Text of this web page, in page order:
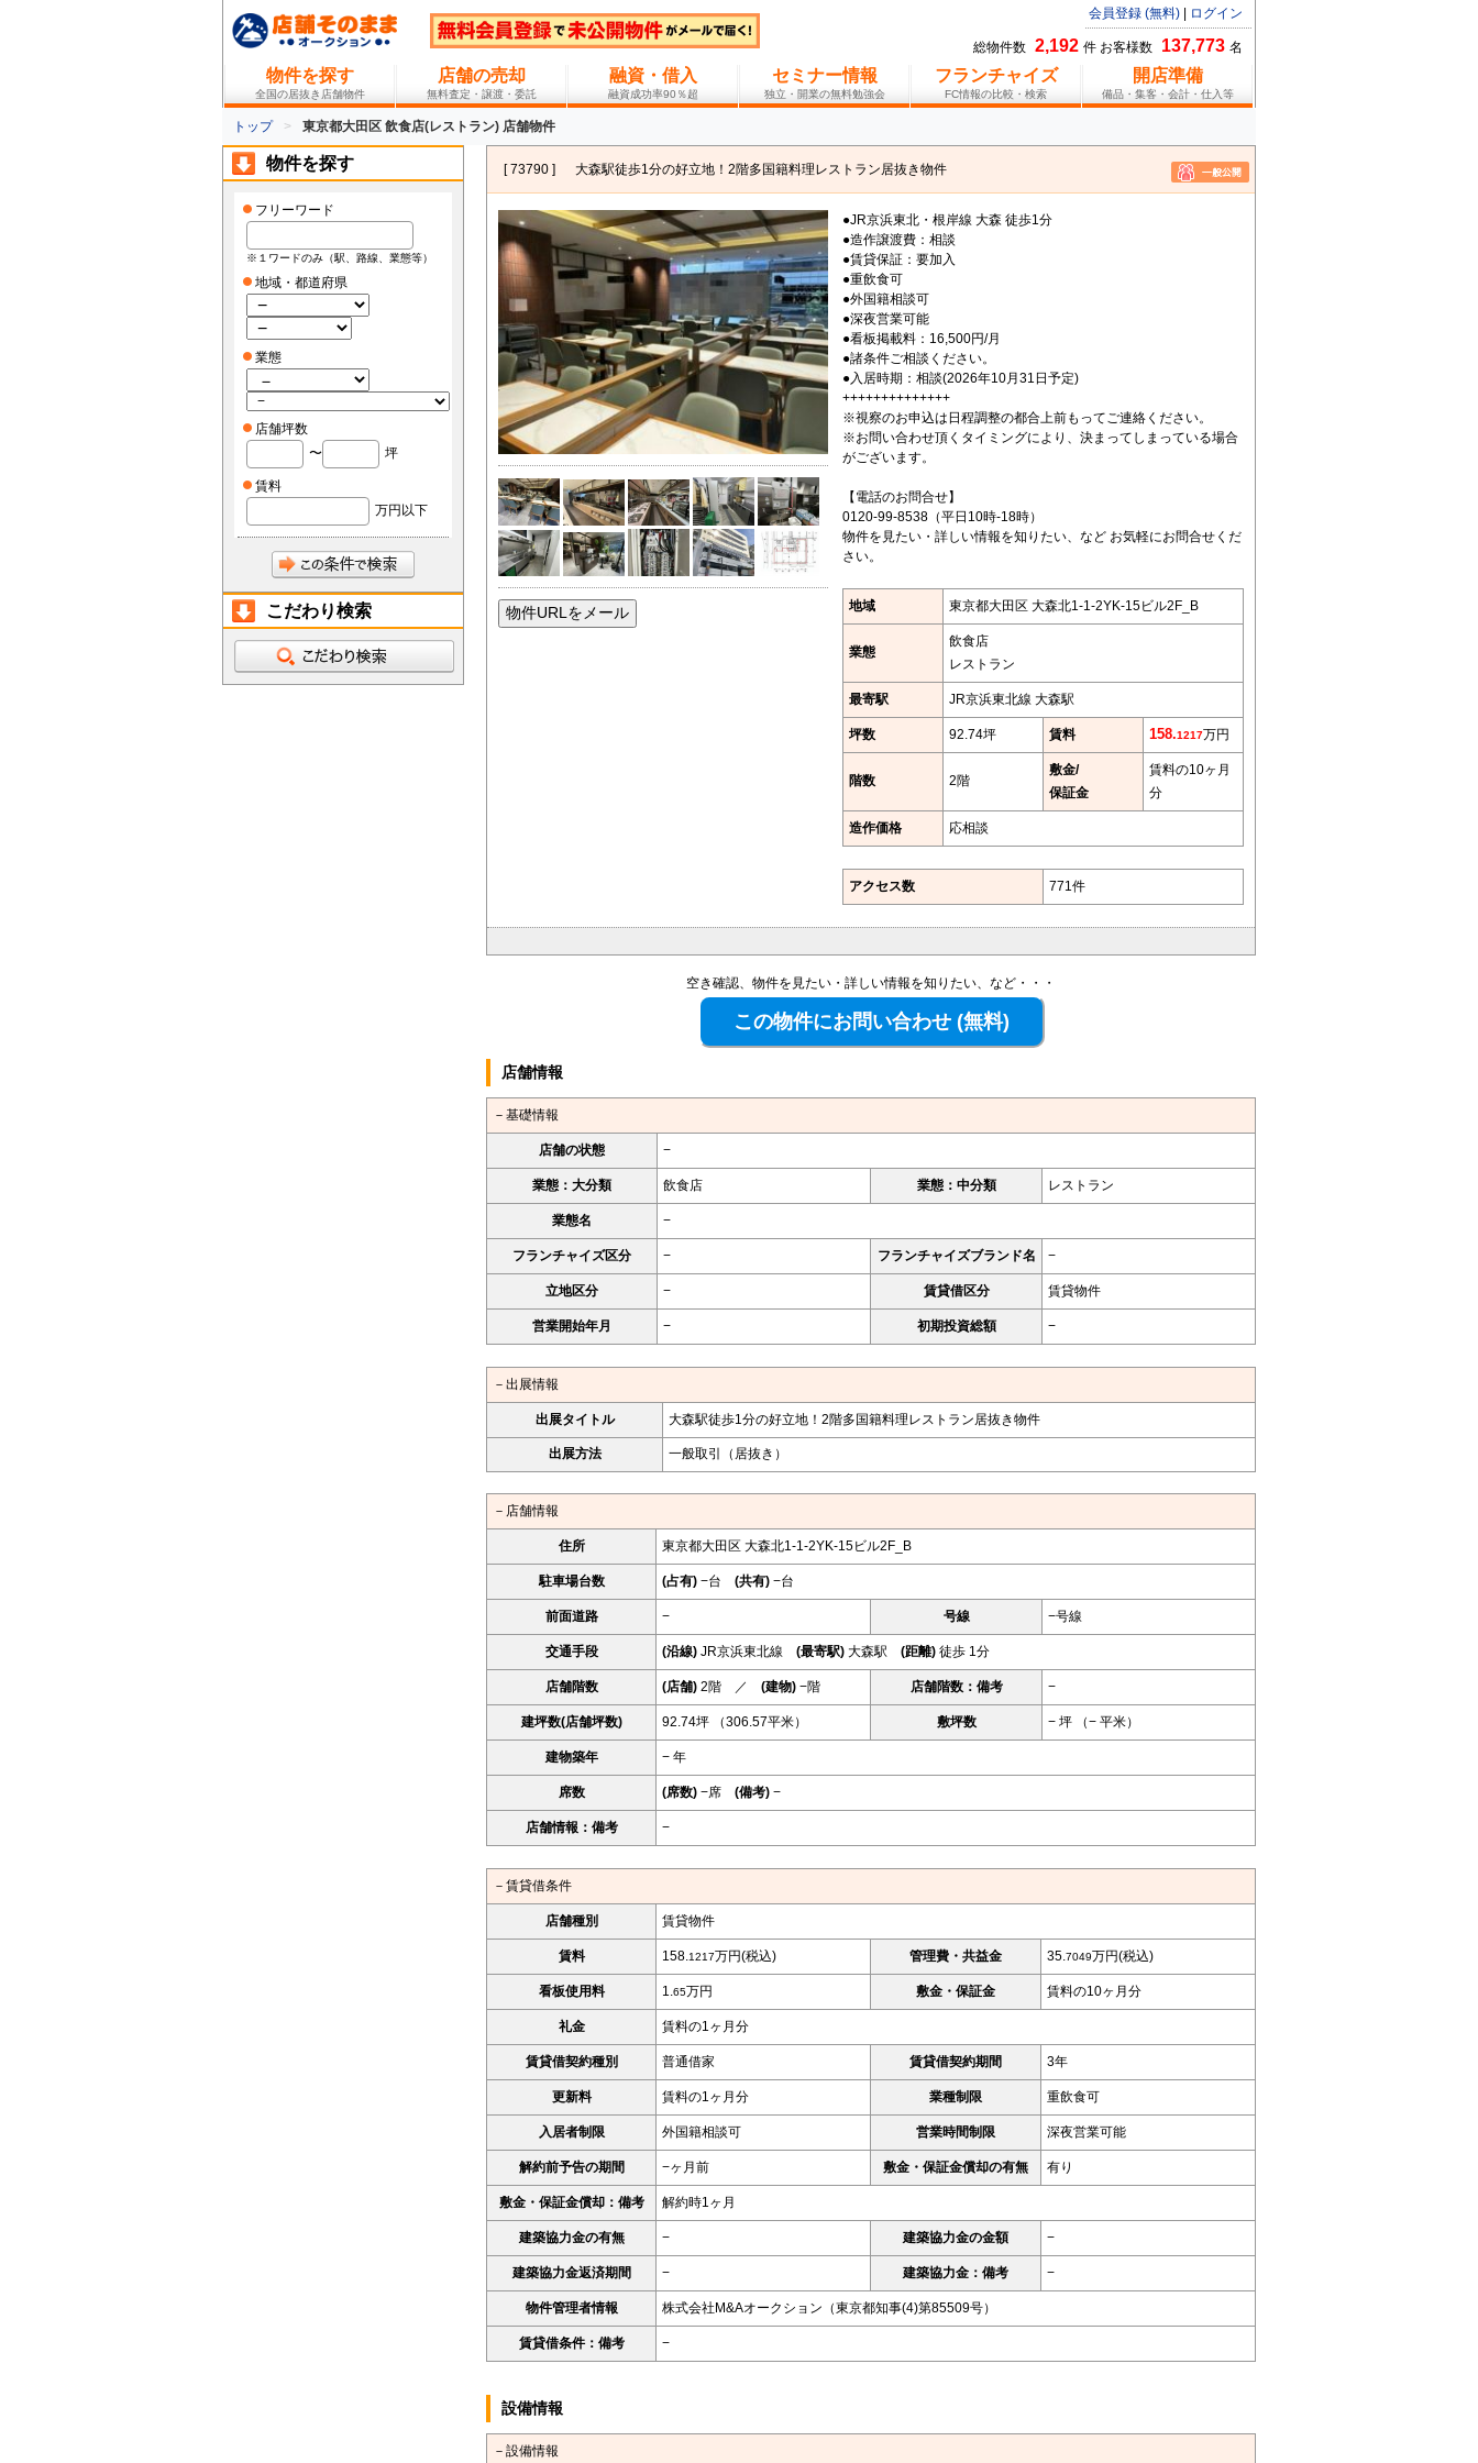
会員登録 (無料) ログイン
総物件数 2,192 件 お客様数 137,773 名
物件を探す
全国の居抜き店舗物件
店舗の売却
無料査定・譲渡・委託
融資・借入
融資成功率90％超
セミナー情報
独立・開業の無料勉強会
フランチャイズ
FC情報の比較・検索
開店準備
備品・集客・会計・仕入等
トップ 東京都大田区 飲食店(レストラン) 店舗物件
[ 73790 ] 大森駅徒歩1分の好立地！2階多国籍料理レストラン居抜き物件
●JR京浜東北・根岸線 大森 徒歩1分
●造作譲渡費：相談
●賃貸保証：要加入
●重飲食可
●外国籍相談可
●深夜営業可能
●看板掲載料：16,500円/月
●諸条件ご相談ください。
●入居時期：相談(2026年10月31日予定)
++++++++++++++
※視察のお申込は日程調整の都合上前もってご連絡ください。
※お問い合わせ頂くタイミングにより、決まってしまっている場合
がございます。
【電話のお問合せ】
0120-99-8538（平日10時-18時）
物件を見たい・詳しい情報を知りたい、など お気軽にお問合せくだ
さい。
地域 東京都大田区 大森北1-1-2YK-15ビル2F_B
業態
飲食店
レストラン
最寄駅 JR京浜東北線 大森駅
坪数 92.74坪 賃料 158.1217万円
階数 2階
敷金/
保証金
賃料の10ヶ月
分
造作価格 応相談
アクセス数 771件
空き確認、物件を見たい・詳しい情報を知りたい、など・・・
店舗情報
－基礎情報
店舗の状態 −
業態：大分類 飲食店 業態：中分類 レストラン
業態名 −
フランチャイズ区分 − フランチャイズブランド名 −
立地区分 − 賃貸借区分 賃貸物件
営業開始年月 − 初期投資総額 −
－出展情報
出展タイトル 大森駅徒歩1分の好立地！2階多国籍料理レストラン居抜き物件
出展方法 一般取引（居抜き）
－店舗情報
住所 東京都大田区 大森北1-1-2YK-15ビル2F_B
駐車場台数 (占有) −台 (共有) −台
前面道路 − 号線 −号線
交通手段 (沿線) JR京浜東北線 (最寄駅) 大森駅 (距離) 徒歩 1分
店舗階数 (店舗) 2階 ／ (建物) −階 店舗階数：備考 −
建坪数(店舗坪数) 92.74坪 （306.57平米） 敷坪数 − 坪 （− 平米）
建物築年 − 年
席数 (席数) −席 (備考) −
店舗情報：備考 −
－賃貸借条件
店舗種別 賃貸物件
賃料 158. 1217万円(税込) 管理費・共益金 35. 7049万円(税込)
看板使用料 1. 65万円 敷金・保証金 賃料の10ヶ月分
礼金 賃料の1ヶ月分
賃貸借契約種別 普通借家 賃貸借契約期間 3年
更新料 賃料の1ヶ月分 業種制限 重飲食可
入居者制限 外国籍相談可 営業時間制限 深夜営業可能
解約前予告の期間 −ヶ月前 敷金・保証金償却の有無 有り
敷金・保証金償却：備考 解約時1ヶ月
建築協力金の有無 − 建築協力金の金額 −
建築協力金返済期間 − 建築協力金：備考 −
物件管理者情報 株式会社M&Aオークション（東京都知事(4)第85509号）
賃貸借条件：備考 −
設備情報
－設備情報
物件を探す
フリーワード
※１ワードのみ（駅、路線、業態等）
地域・都道府県
業態
店舗坪数
〜
坪
賃料
万円以下
こだわり検索